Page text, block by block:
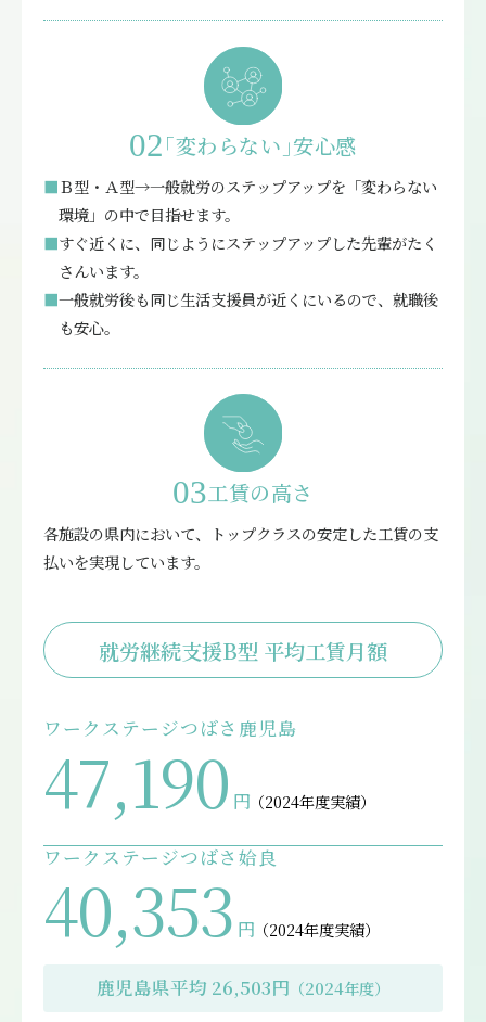
02｢変わらない｣安心感
■Ｂ型・Ａ型→一般就労のステップアップを「変わらない
環境」の中で目指せます。
■すぐ近くに、同じようにステップアップした先輩がたく
さんいます。
■一般就労後も同じ生活支援員が近くにいるので、就職後
も安心。
03工賃の高さ
各施設の県内において、トップクラスの安定した工賃の支
払いを実現しています。
就労継続支援B型 平均工賃月額
ワークステージつばさ鹿児島
47,190 円（2024年度実績）
ワークステージつばさ姶良
40,353 円（2024年度実績）
鹿児島県平均 26,503円 （2024年度）